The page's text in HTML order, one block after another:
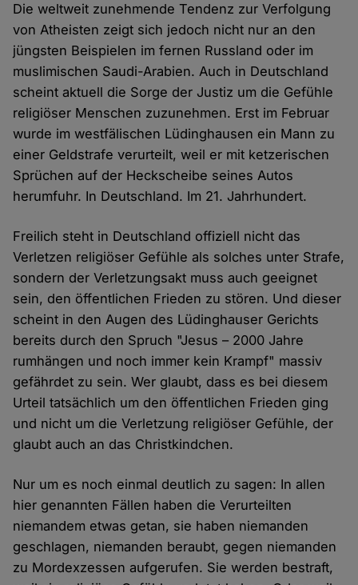
Die weltweit zunehmende Tendenz zur Verfolgung
von Atheisten zeigt sich jedoch nicht nur an den
jüngsten Beispielen im fernen Russland oder im
muslimischen Saudi-Arabien. Auch in Deutschland
scheint aktuell die Sorge der Justiz um die Gefühle
religiöser Menschen zuzunehmen. Erst im Februar
wurde im westfälischen Lüdinghausen ein Mann zu
einer Geldstrafe verurteilt, weil er mit ketzerischen
Sprüchen auf der Heckscheibe seines Autos
herumfuhr. In Deutschland. Im 21. Jahrhundert.
Freilich steht in Deutschland offiziell nicht das
Verletzen religiöser Gefühle als solches unter Strafe,
sondern der Verletzungsakt muss auch geeignet
sein, den öffentlichen Frieden zu stören. Und dieser
scheint in den Augen des Lüdinghauser Gerichts
bereits durch den Spruch "Jesus – 2000 Jahre
rumhängen und noch immer kein Krampf" massiv
gefährdet zu sein. Wer glaubt, dass es bei diesem
Urteil tatsächlich um den öffentlichen Frieden ging
und nicht um die Verletzung religiöser Gefühle, der
glaubt auch an das Christkindchen.
Nur um es noch einmal deutlich zu sagen: In allen
hier genannten Fällen haben die Verurteilten
niemandem etwas getan, sie haben niemanden
geschlagen, niemanden beraubt, gegen niemanden
zu Mordexzessen aufgerufen. Sie werden bestraft,